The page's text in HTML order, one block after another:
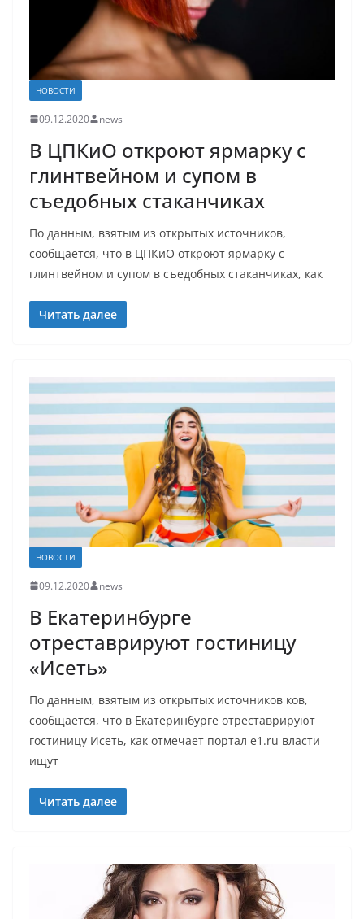
НОВОСТИ
09.12.2020 news
В ЦПКиО откроют ярмарку с
глинтвейном и супом в
съедобных стаканчиках
По данным, взятым из открытых источников,
сообщается, что в ЦПКиО откроют ярмарку с
глинтвейном и супом в съедобных стаканчиках, как
Читать далее
НОВОСТИ
09.12.2020 news
В Екатеринбурге
отреставрируют гостиницу
«Исеть»
По данным, взятым из открытых источников ков,
сообщается, что в Екатеринбурге отреставрируют
гостиницу Исеть, как отмечает портал e1.ru власти
ищут
Читать далее